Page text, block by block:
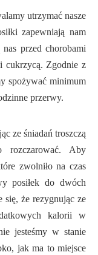
utrzymać nasze
zapewniają nam
przed chorobami
cukrzycą. Zgodnie z
spożywać minimum
przerwy.
ze śniadań troszczą
rozczarować. Aby
zwolniło na czas
posiłek do dwóch
się, że rezygnując ze
kalorii w
jesteśmy w stanie
jak ma to miejsce